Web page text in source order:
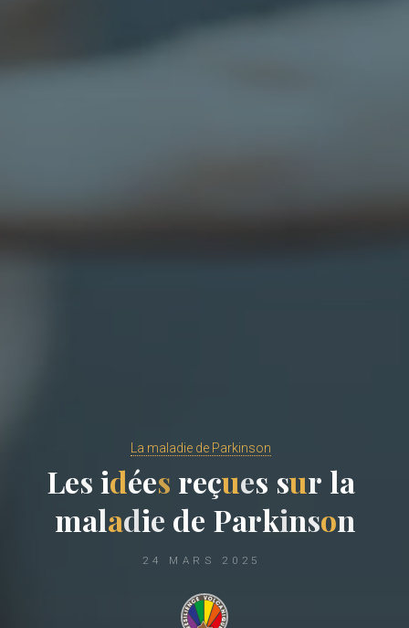
La maladie de Parkinson
Les idées reçues sur la
maladie de Parkinson
24 MARS 2025